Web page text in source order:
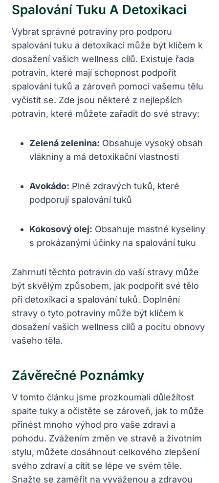
Spalování Tuku A Detoxikaci
Vybrat správné potraviny pro podporu
spalování tuku a detoxikaci může být klíčem k
dosažení vašich wellness cílů. Existuje řada
potravin, které mají schopnost podpořit
spalování tuků a zároveň pomoci vašemu tělu
vyčistit se. Zde jsou některé z nejlepších
potravin, které můžete zařadit do své stravy:
Zelená zelenina: Obsahuje vysoký obsah
vlákniny a má detoxikační vlastnosti
Avokádo: Plné zdravých tuků, které
podporují spalování tuků
Kokosový olej: Obsahuje mastné kyseliny
s prokázanými účinky na spalování tuku
Zahrnutí těchto potravin do vaší stravy může
být skvělým způsobem, jak podpořit své tělo
při detoxikaci a spalování tuků. Doplnění
stravy o tyto potraviny může být klíčem k
dosažení vašich wellness cílů a pocitu obnovy
vašeho těla.
Závěrečné Poznámky
V tomto článku jsme prozkoumali důležitost
spalte tuky a očistěte se zároveň, jak to může
přinést mnoho výhod pro vaše zdraví a
pohodu. Zvážením změn ve stravě a životním
stylu, můžete dosáhnout celkového zlepšení
svého zdraví a cítit se lépe ve svém těle.
Snažte se zaměřit na vyváženou a zdravou